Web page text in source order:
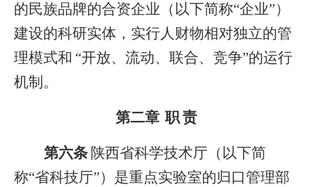
的民族品牌的合资企业（以下简称“企业”）
建设的科研实体，实行人财物相对独立的管
理模式和 “开放、流动、联合、竞争”的运行
机制。
第二章 职责
第六条 陕西省科学技术厅（以下简
称“省科技厅”）是重点实验室的归口管理部